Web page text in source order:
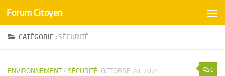
Skip to content
Forum Citoyen
CATÉGORIE :SÉCURITÉ
0
ENVIRONNEMENT/ SÉCURITÉ OCTOBRE 20, 2024